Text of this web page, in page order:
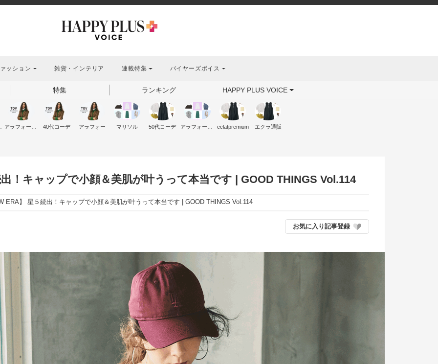
ッション 雑貨・インテリア 連載特集 バイヤーズボイス
特集 ランキング HAPPY PLUS VOICE
40代コーデ アラフォー マリソル 50代コーデ eclatpremium エクラ通販
！キャップで小顔＆美肌が叶うって本当です | GOOD THINGS Vol.114
ERA】 星５続出！キャップで小顔＆美肌が叶うって本当です | GOOD THINGS Vol.114
お気に入り記事登録